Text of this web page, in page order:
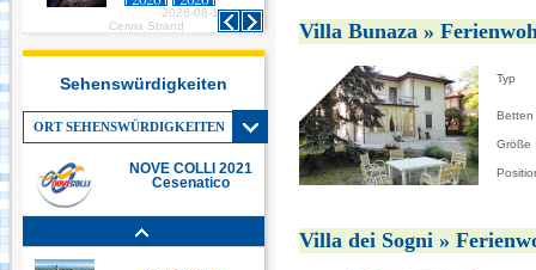
2026-08-10
Cervia Strand
Cervia Strand
Sehenswürdigkeiten
ORT SEHENSWÜRDIGKEITEN
NOVE COLLI 2021
Cesenatico
Italia in Miniatura -
Rimini
Le Navi Acquarium -
Cattolica
Villa Bunaza »
Typ
Betten
Größe
Villa dei Sogni »